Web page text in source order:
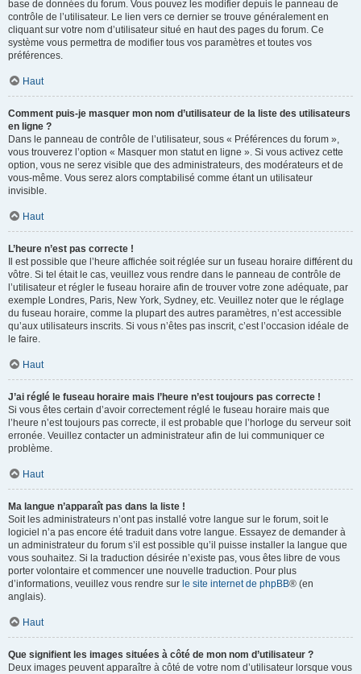
base de données du forum. Vous pouvez les modifier depuis le panneau de
contrôle de l’utilisateur. Le lien vers ce dernier se trouve généralement en
cliquant sur votre nom d’utilisateur situé en haut des pages du forum. Ce
système vous permettra de modifier tous vos paramètres et toutes vos
préférences.
Haut
Comment puis-je masquer mon nom d’utilisateur de la liste des utilisateurs
en ligne ?
Dans le panneau de contrôle de l’utilisateur, sous « Préférences du forum »,
vous trouverez l’option « Masquer mon statut en ligne ». Si vous activez cette
option, vous ne serez visible que des administrateurs, des modérateurs et de
vous-même. Vous serez alors comptabilisé comme étant un utilisateur
invisible.
Haut
L’heure n’est pas correcte !
Il est possible que l’heure affichée soit réglée sur un fuseau horaire différent du
vôtre. Si tel était le cas, veuillez vous rendre dans le panneau de contrôle de
l’utilisateur et régler le fuseau horaire afin de trouver votre zone adéquate, par
exemple Londres, Paris, New York, Sydney, etc. Veuillez noter que le réglage
du fuseau horaire, comme la plupart des autres paramètres, n’est accessible
qu’aux utilisateurs inscrits. Si vous n’êtes pas inscrit, c’est l’occasion idéale de
le faire.
Haut
J’ai réglé le fuseau horaire mais l’heure n’est toujours pas correcte !
Si vous êtes certain d’avoir correctement réglé le fuseau horaire mais que
l’heure n’est toujours pas correcte, il est probable que l’horloge du serveur soit
erronée. Veuillez contacter un administrateur afin de lui communiquer ce
problème.
Haut
Ma langue n’apparaît pas dans la liste !
Soit les administrateurs n’ont pas installé votre langue sur le forum, soit le
logiciel n’a pas encore été traduit dans votre langue. Essayez de demander à
un administrateur du forum s’il est possible qu’il puisse installer la langue que
vous souhaitez. Si la traduction désirée n’existe pas, vous êtes libre de vous
porter volontaire et commencer une nouvelle traduction. Pour plus
d’informations, veuillez vous rendre sur le site internet de phpBB® (en
anglais).
Haut
Que signifient les images situées à côté de mon nom d’utilisateur ?
Deux images peuvent apparaître à côté de votre nom d’utilisateur lorsque vous